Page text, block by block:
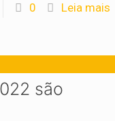
0 Leia mais
são